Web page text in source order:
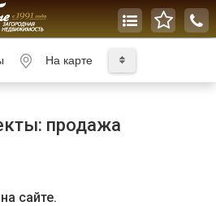
На карте
продажа
сайте.